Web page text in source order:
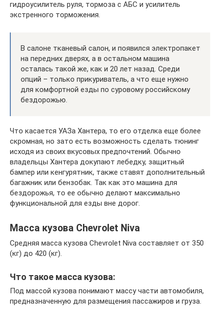
гидроусилитель руля, тормоза с АБС и усилитель
экстренного торможения.
В салоне тканевый салон, и появился электропакет
на передних дверях, а в остальном машина
осталась такой же, как и 20 лет назад. Среди
опций – только прикуриватель, а что еще нужно
для комфортной езды по суровому российскому
бездорожью.
Что касается УАЗа Хантера, то его отделка еще более
скромная, но зато есть возможность сделать тюнинг
исходя из своих вкусовых предпочтений. Обычно
владельцы Хантера докупают лебедку, защитный
бампер или кенгурятник, также ставят дополнительный
багажник или бензобак. Так как это машина для
бездорожья, то ее обычно делают максимально
функциональной для езды вне дорог.
Масса кузова Chevrolet Niva
Средняя масса кузова Chevrolet Niva составляет от 350
(кг) до 420 (кг).
Что такое масса кузова:
Под массой кузова понимают массу части автомобиля,
предназначенную для размещения пассажиров и груза.